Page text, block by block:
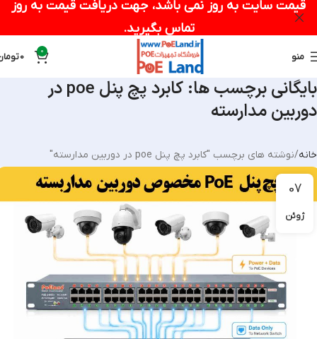
منو 0
0
بایگانی برچسب ها: کابرد پچ پنل poe در
دوربین مدارسته
خانه نوشته های برچسب "کابرد پچ پنل poe در دوربین مدارسته"
07
ژوئن
قیمت سایت به روز نمی باشد، جهت دریافت قیمت به روز
تماس بگیرید.